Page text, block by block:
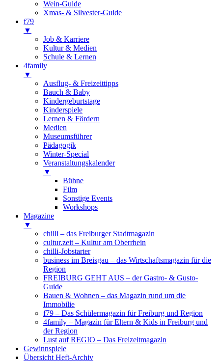
Wein-Guide
Xmas- & Silvester-Guide
f79
▼
Job & Karriere
Kultur & Medien
Schule & Lernen
4family
▼
Ausflug- & Freizeittipps
Bauch & Baby
Kindergeburtstage
Kinderspiele
Lernen & Fördern
Medien
Museumsführer
Pädagogik
Winter-Special
Veranstaltungskalender
▼
Bühne
Film
Sonstige Events
Workshops
Magazine
▼
chilli – das Freiburger Stadtmagazin
cultur.zeit – Kultur am Oberrhein
chilli-Jobstarter
business im Breisgau – das Wirtschaftsmagazin für die
Region
FREIBURG GEHT AUS – der Gastro- & Gusto-
Guide
Bauen & Wohnen – das Magazin rund um die
Immobilie
f79 – Das Schülermagazin für Freiburg und Region
4family – Magazin für Eltern & Kids in Freiburg und
der Region
Lust auf REGIO – Das Freizeitmagazin
Gewinnspiele
Übersicht Heft-Archiv